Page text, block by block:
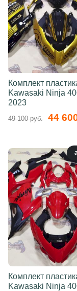
Комплект
Kawasaki Ninja
2023
49 100 руб. 44
Комплект
Kawasaki Ninja